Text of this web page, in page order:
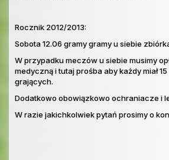
Rocznik 2012/2013:
Sobota 12.06 gramy gramy u siebie
W przypadku meczów u siebie musimy
medyczną i tutaj prośba aby każdy miał
grających.
Dodatkowo obowiązkowo ochraniacze i
W razie jakichkolwiek pytań prosimy o